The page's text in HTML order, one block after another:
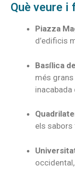
Què veure i
Piazza
d’edificis
Basílica
més grans
inacabada
els sabors